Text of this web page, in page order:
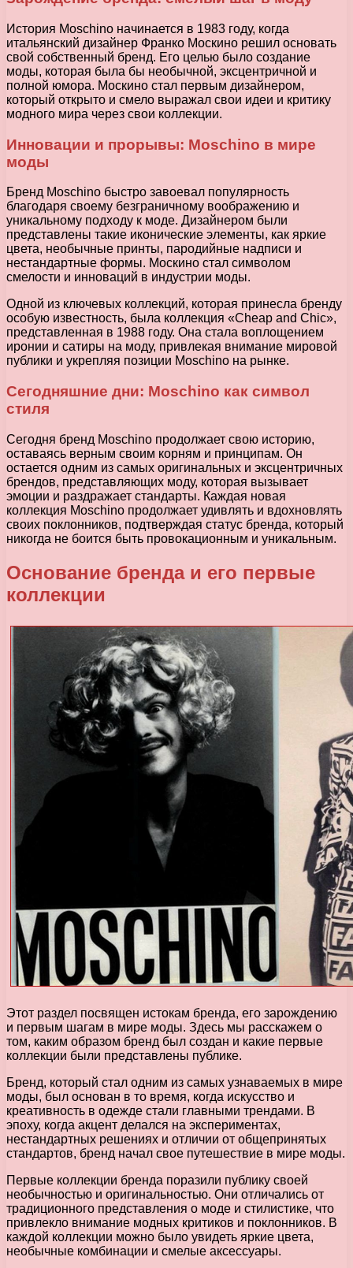
История Moschino начинается в 1983 году, когда
итальянский дизайнер Франко Москино решил основать
свой собственный бренд. Его целью было создание
моды, которая была бы необычной, эксцентричной и
полной юмора. Москино стал первым дизайнером,
который открыто и смело выражал свои идеи и критику
модного мира через свои коллекции.
Инновации и прорывы: Moschino в мире
моды
Бренд Moschino быстро завоевал популярность
благодаря своему безграничному воображению и
уникальному подходу к моде. Дизайнером были
представлены такие иконические элементы, как яркие
цвета, необычные принты, пародийные надписи и
нестандартные формы. Москино стал символом
смелости и инноваций в индустрии моды.
Одной из ключевых коллекций, которая принесла бренду
особую известность, была коллекция «Cheap and Chic»,
представленная в 1988 году. Она стала воплощением
иронии и сатиры на моду, привлекая внимание мировой
публики и укрепляя позиции Moschino на рынке.
Сегодняшние дни: Moschino как символ
стиля
Сегодня бренд Moschino продолжает свою историю,
оставаясь верным своим корням и принципам. Он
остается одним из самых оригинальных и эксцентричных
брендов, представляющих моду, которая вызывает
эмоции и раздражает стандарты. Каждая новая
коллекция Moschino продолжает удивлять и вдохновлять
своих поклонников, подтверждая статус бренда, который
никогда не боится быть провокационным и уникальным.
Основание бренда и его первые
коллекции
Этот раздел посвящен истокам бренда, его зарождению
и первым шагам в мире моды. Здесь мы расскажем о
том, каким образом бренд был создан и какие первые
коллекции были представлены публике.
Бренд, который стал одним из самых узнаваемых в мире
моды, был основан в то время, когда искусство и
креативность в одежде стали главными трендами. В
эпоху, когда акцент делался на экспериментах,
нестандартных решениях и отличии от общепринятых
стандартов, бренд начал свое путешествие в мире моды.
Первые коллекции бренда поразили публику своей
необычностью и оригинальностью. Они отличались от
традиционного представления о моде и стилистике, что
привлекло внимание модных критиков и поклонников. В
каждой коллекции можно было увидеть яркие цвета,
необычные комбинации и смелые аксессуары.